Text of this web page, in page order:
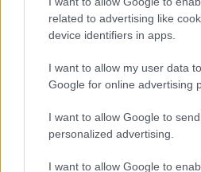
related to advertising like
device identifiers in apps.
I want to allow my user data
Google for online advertising
I want to allow Google to
personalized advertising.
I want to allow Google to